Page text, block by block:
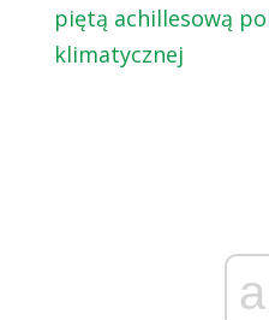
piętą achillesową
klimatycznej